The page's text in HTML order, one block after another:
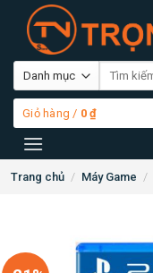
content
Tìm
Giỏ hàng / 0₫
Trang chủ / Máy Game /